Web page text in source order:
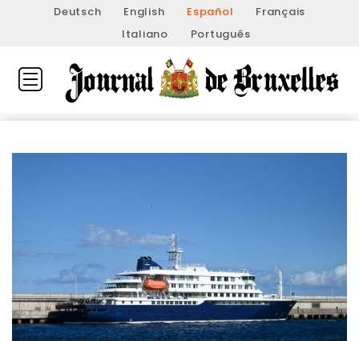
Deutsch English Español
Français
Italiano
Português